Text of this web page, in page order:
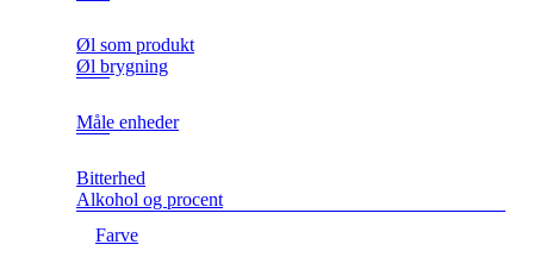
Øl som produkt
Øl brygning
Måle enheder
Bitterhed
Alkohol og procent
Farve